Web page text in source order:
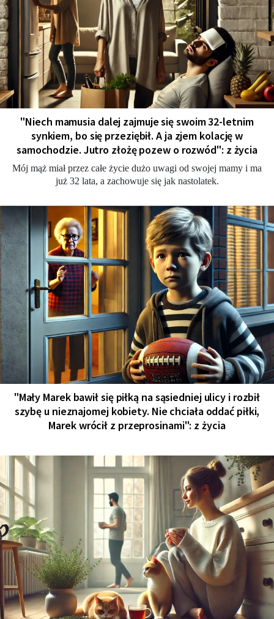
"Niech mamusia dalej zajmuje się swoim 32-letnim
synkiem, bo się przeziębił. A ja zjem kolację w
samochodzie. Jutro złożę pozew o rozwód": z życia
Mój mąż miał przez całe życie dużo uwagi od swojej mamy i ma
już 32 lata, a zachowuje się jak nastolatek.
"Mały Marek bawił się piłką na sąsiedniej ulicy i rozbił
szybę u nieznajomej kobiety. Nie chciała oddać piłki,
Marek wrócił z przeprosinami": z życia